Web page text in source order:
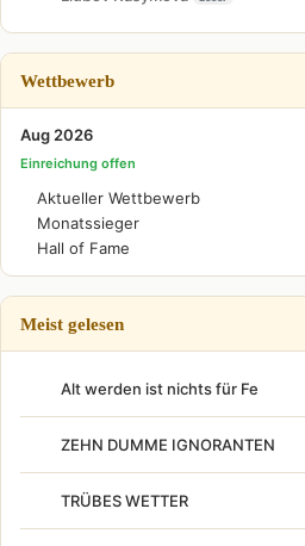
Wettbewerb
Aug 2026
Einreichung offen
Aktueller Wettbewerb
Monatssieger
Hall of Fame
Meist gelesen
Alt werden ist nichts für Fe
ZEHN DUMME IGNORANTEN
TRÜBES WETTER